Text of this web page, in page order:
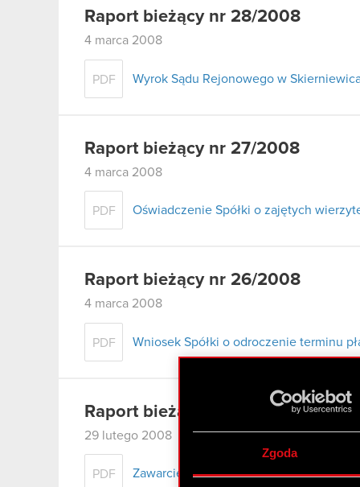
Zgoda
Raport bieżący nr 28/2008
4 marca 2008
PDF Wyrok Sądu Rejonowego w
Raport bieżący nr 27/2008
4 marca 2008
PDF Oświadczenie Spółki o zajętych
Raport bieżący nr 26/2008
4 marca 2008
PDF Wniosek Spółki o odroczenie terminu
Raport bieżący nr 25/2008
29 lutego 2008
PDF Zawarcie umowy pożyczki